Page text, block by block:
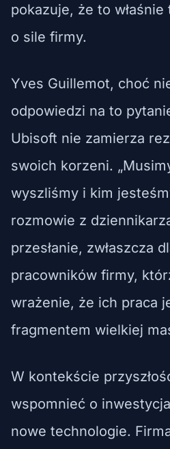
pokazuje, że to
o sile firmy.
Yves Guillemot, choć
odpowiedzi na to
Ubisoft nie zamierza
swoich korzeni.
wyszliśmy i kim
rozmowie z
przesłanie, zwłaszcza
pracowników firmy,
wrażenie, że ich praca
fragmentem wielkiej
W kontekście
wspomnieć o
nowe technologie.